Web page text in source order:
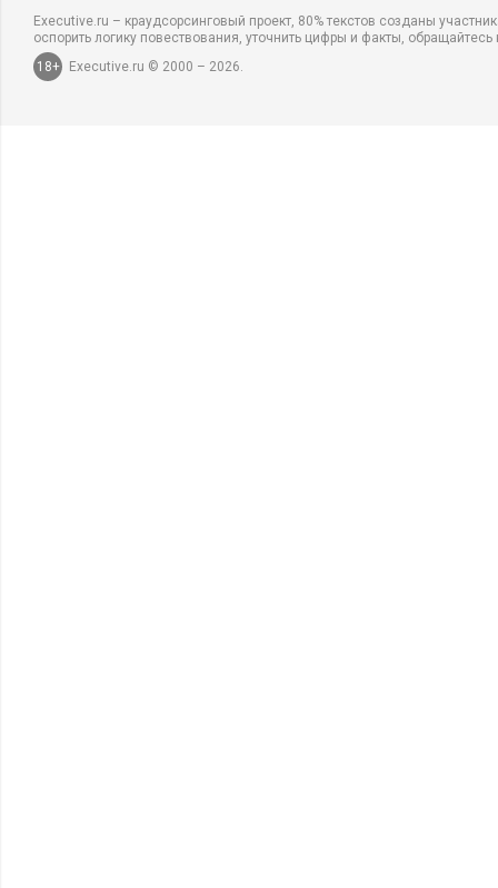
Executive.ru – краудсорсинговый проект, 80% текстов созданы
оспорить логику повествования, уточнить цифры и факты,
18+
Executive.ru © 2000 – 2026.